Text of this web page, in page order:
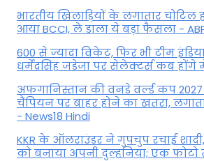
भारतीय खिलाड़ियों के लगातार
आया BCCI, ले डाला ये बड़ा फैसला -
600 से ज्यादा विकेट, फिर भी टीम इंडिया
धर्मेंद्रसिंह जडेजा पर सेलेक्टर्स कब होंगे
अफगानिस्तान की वनडे वर्ल्ड कप 2027
चैंपियन पर बाहर होने का खतरा,
- News18 Hindi
KKR के ऑलराउंडर ने गुपचुप रचाई
को बनाया अपनी दुल्हनिया; एक